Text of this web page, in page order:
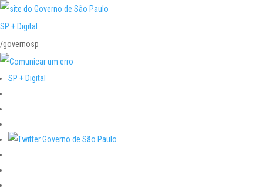
SP + Digital
/governosp
SP + Digital